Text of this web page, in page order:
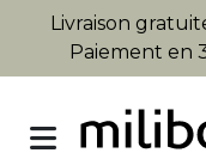
Livraison
Paiement en